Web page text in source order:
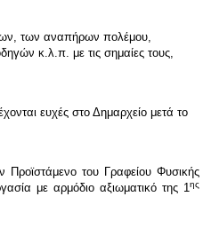
των αναπήρων πολέμου,
κ.λ.π. με τις σημαίες τους,
ευχές στο Δημαρχείο μετά το
του Γραφείου Φυσικής
με αρμόδιο αξιωματικό της 1ης